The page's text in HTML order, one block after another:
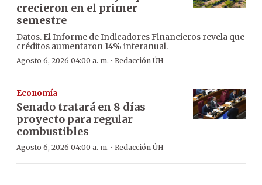
crecieron en el primer
semestre
Datos. El Informe de Indicadores Financieros revela que
créditos aumentaron 14% interanual.
Agosto 6, 2026 04:00 a. m. · Redacción ÚH
Economía
Senado tratará en 8 días
proyecto para regular
combustibles
Agosto 6, 2026 04:00 a. m. · Redacción ÚH